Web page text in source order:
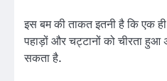
इस बम की ताकत इतनी है कि एक ही
पहाड़ों और चट्टानों को चीरता हुआ
सकता है.